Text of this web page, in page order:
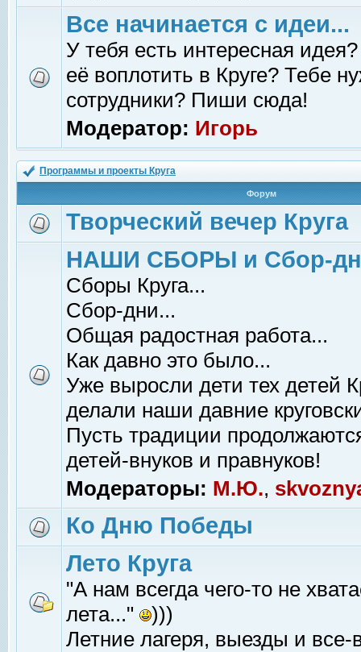
Все начинается с идеи...
У тебя есть интересная
её воплотить в Круге? Тебе
сотрудники? Пиши сюда!
Модератор: Игорь
Программы и проекты Круга
Форум
Творческий вечер Круга
НАШИ СБОРЫ и Сбор-
Сборы Круга...
Сбор-дни...
Общая радостная работа...
Как давно это было...
Уже выросли дети тех детей
делали наши давние
Пусть традиции
детей-внуков и правнуков!
Модераторы: М.Ю.,
Ко Дню Победы
Лето Круга
"А нам всегда чего-то не
лета..."
)))
Летние лагеря, выезды и все-